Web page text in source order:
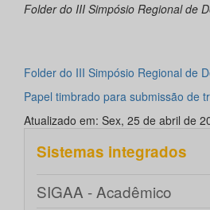
Folder do III Simpósio Regional de
Folder do III Simpósio Regional de
Papel timbrado para submissão de
Atualizado em: Sex, 25 de abril de
Sistemas integrados
SIGAA - Acadêmico